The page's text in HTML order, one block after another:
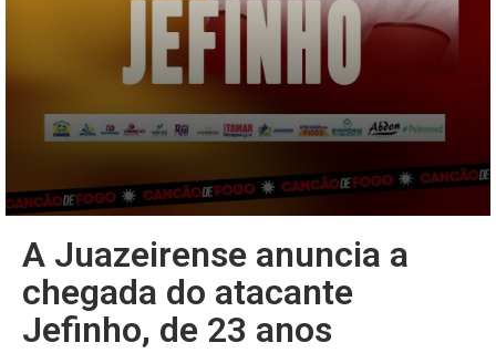
A Juazeirense anuncia a
chegada do atacante
Jefinho, de 23 anos